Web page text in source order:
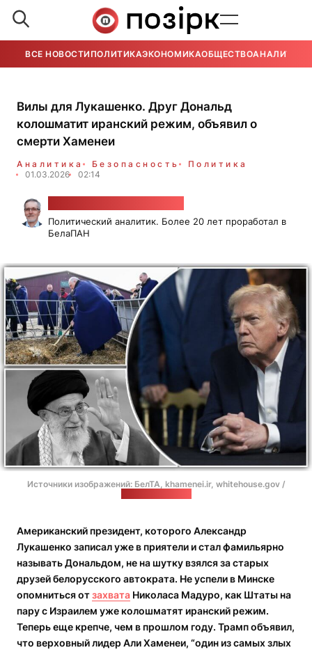
ВСЕ НОВОСТИ ПОЛИТИКАЭКОНОМИКАОБЩЕСТВОАНАЛИТИКА
Вилы для Лукашенко. Друг Дональд
колошматит иранский режим, объявил о
смерти Хаменеи
Аналитика Безопасность
Политика
01.03.2026
02:14
Политический аналитик. Более 20 лет проработал в
БелаПАН
Источники изображений: БелТА, khamenei.ir, whitehouse.gov /
Американский президент, которого Александр
Лукашенко записал уже в приятели и стал фамильярно
называть Дональдом, не на шутку взялся за старых
друзей белорусского автократа. Не успели в Минске
опомниться отзахвата Николаса Мадуро, как Штаты на
пару с Израилем уже колошматят иранский режим.
Теперь еще крепче, чем в прошлом году. Трамп объявил,
что верховный лидер Али Хаменеи, “один из самых злых